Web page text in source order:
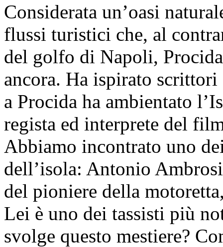
Considerata un’oasi
flussi turistici che, al
del golfo di Napoli,
ancora. Ha ispirato
a Procida ha ambientato
regista ed interprete del
Abbiamo incontrato uno
dell’isola: Antonio
del pioniere della
Lei è uno dei tassisti più
svolge questo mestiere?